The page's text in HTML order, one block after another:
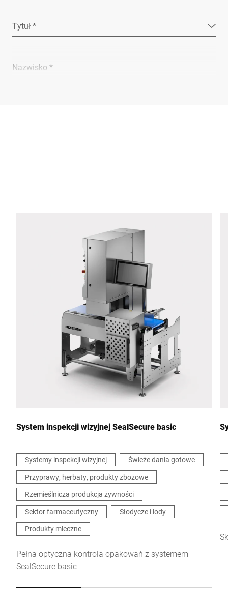
Tytuł *
Nazwisko *
Niniejszym potwierdzam, że zgadzam się na wykorzystanie
moich danych do przetworzenia tego żądania Dalsze informacje
można znaleźć wDeklaracja ochrony danych
Anti-Robot Verification
Friendly
System inspekcji wizyjnej SealSecure basic
Systemy inspekcji wizyjnej
Świeże dania gotowe
Przyprawy, herbaty, produkty zbożowe
Rzemieślnicza produkcja żywności
Sektor farmaceutyczny
Słodycze i lody
Produkty mleczne
Pełna optyczna kontrola opakowań z systemem
SealSecure basic